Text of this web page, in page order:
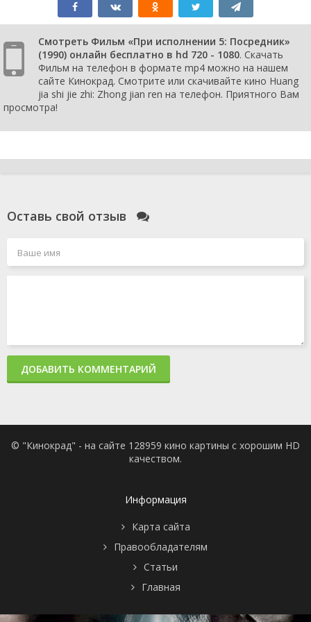
Смотреть Фильм «При исполнении 5: Посредник»
(1990) онлайн бесплатно в hd 720 - 1080. Скачать
Фильм на телефон в формате mp4 можно на нашем
сайте Кинокрад. Смотрите или скачивайте кино Huang
jia shi jie zhi: Zhong jian ren на телефон. Приятного Вам
просмотра!
Оставь свой отзыв
ДОБАВИТЬ КОММЕНТАРИЙ
© "Кинокрад" - на сайте 128959 кино картины с хорошим HD
качеством.
Информация
Карта сайта
Правообладателям
Статьи
Главная